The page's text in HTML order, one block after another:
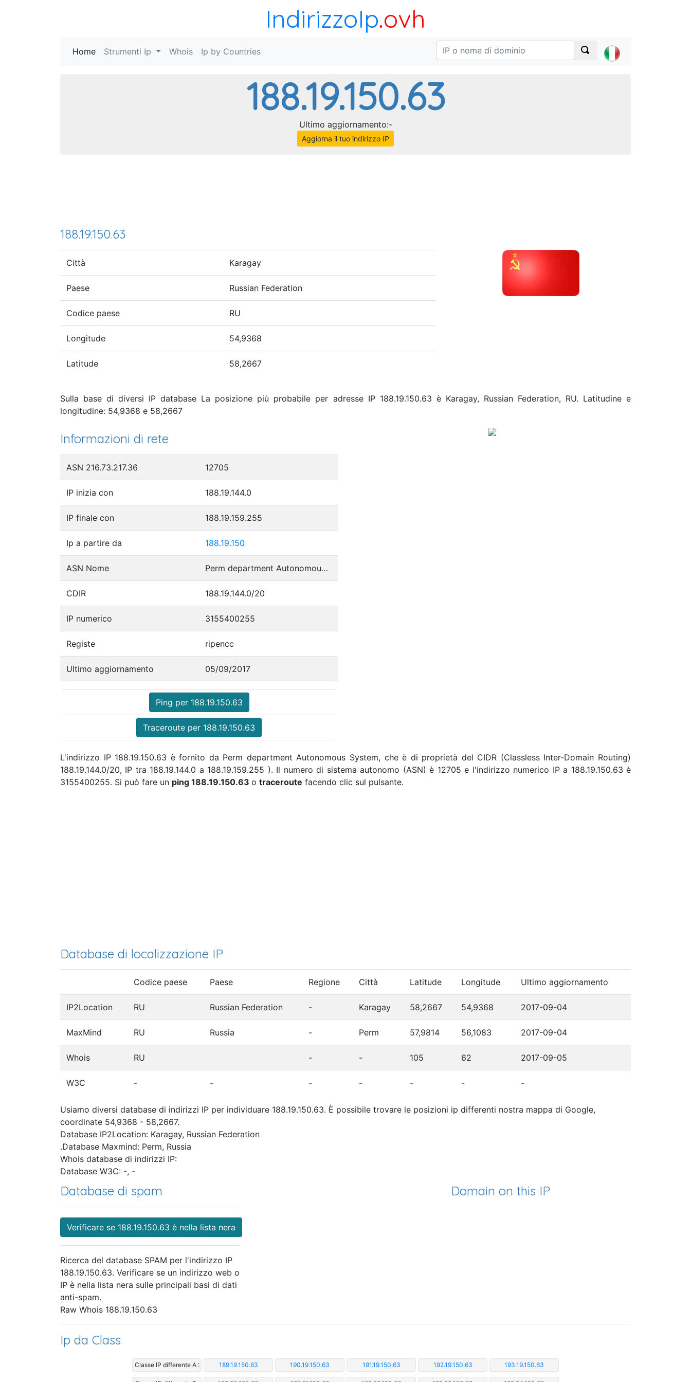
IndirizzoIp.ovh
Home (current)
Strumenti Ip Whois Ip by Countries
188.19.150.63
Ultimo aggiornamento:-
Aggiorna il tuo indirizzo IP
188.19.150.63
Città Karagay
Paese Russian Federation
Codice paese RU
Longitude 54,9368
Latitude 58,2667
Sulla base di diversi IP database La posizione più probabile per adresse IP 188.19.150.63 è Karagay, Russian Federation, RU. Latitudine e
longitudine: 54,9368 e 58,2667
Informazioni di rete
ASN 216.73.217.36 12705
IP inizia con 188.19.144.0
IP finale con 188.19.159.255
Ip a partire da 188.19.150
ASN Nome Perm department Autonomous System
CDIR 188.19.144.0/20
IP numerico 3155400255
Registe ripencc
Ultimo aggiornamento 05/09/2017
Ping per 188.19.150.63
Traceroute per 188.19.150.63
L'indirizzo IP 188.19.150.63 è fornito da Perm department Autonomous System, che è di proprietà del CIDR (Classless Inter-Domain Routing)
188.19.144.0/20, IP tra 188.19.144.0 a 188.19.159.255 ). Il numero di sistema autonomo (ASN) è 12705 e l'indirizzo numerico IP a 188.19.150.63 è
3155400255. Si può fare un ping 188.19.150.63 o traceroute facendo clic sul pulsante.
Database di localizzazione IP
Codice paese Paese Regione Città Latitude Longitude Ultimo aggiornamento
IP2Location RU Russian Federation - Karagay 58,2667 54,9368 2017-09-04
MaxMind RU Russia - Perm 57,9814 56,1083 2017-09-04
Whois RU - - 105 62 2017-09-05
W3C - - - - - - -
Usiamo diversi database di indirizzi IP per individuare 188.19.150.63. È possibile trovare le posizioni ip differenti nostra mappa di Google,
coordinate 54,9368 - 58,2667.
Database IP2Location: Karagay, Russian Federation
.Database Maxmind: Perm, Russia
Whois database di indirizzi IP:
Database W3C: -, -
Database di spam
Verificare se 188.19.150.63 è nella lista nera
Ricerca del database SPAM per l'indirizzo IP
188.19.150.63. Verificare se un indirizzo web o
IP è nella lista nera sulle principali basi di dati
anti-spam.
Domain on this IP
Raw Whois 188.19.150.63
Ip da Class
Classe IP differente A : 189.19.150.63 190.19.150.63 191.19.150.63 192.19.150.63 193.19.150.63